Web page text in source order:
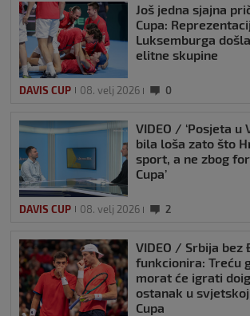
Još jedna sjajna
Cupa:
Luksemburga
elitne skupine
DAVIS CUP 08. velj 2026 0
VIDEO / ‘Posjeta u
bila loša zato što
sport, a ne zbog
Cupa’
DAVIS CUP 08. velj 2026 2
VIDEO / Srbija bez
funkcionira: Treću
morat će igrati
ostanak u
Cupa